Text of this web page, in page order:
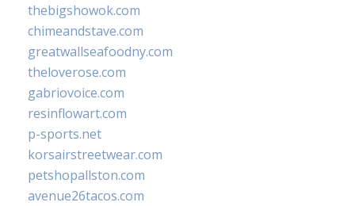
thebigshowok.com
chimeandstave.com
greatwallseafoodny.com
theloverose.com
gabriovoice.com
resinflowart.com
p-sports.net
korsairstreetwear.com
petshopallston.com
avenue26tacos.com